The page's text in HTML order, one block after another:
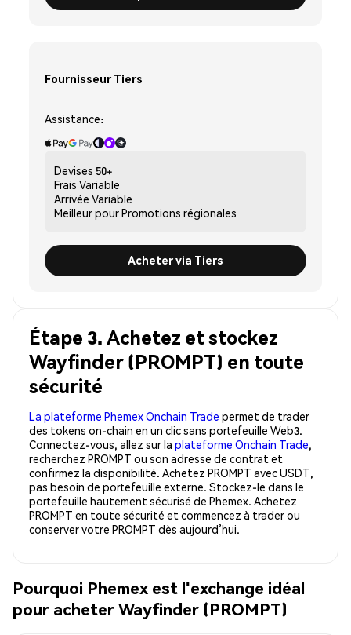
Fournisseur Tiers
Assistance:
Devises 50+
Frais Variable
Arrivée Variable
Meilleur pourPromotions régionales
Acheter via Tiers
Étape 3. Achetez et stockez
Wayfinder (PROMPT) en toute
sécurité
La plateforme Phemex Onchain Trade permet de trader
des tokens on-chain en un clic sans portefeuille Web3.
Connectez-vous, allez sur la plateforme Onchain Trade,
recherchez PROMPT ou son adresse de contrat et
confirmez la disponibilité. Achetez PROMPT avec USDT,
pas besoin de portefeuille externe. Stockez-le dans le
portefeuille hautement sécurisé de Phemex. Achetez
PROMPT en toute sécurité et commencez à trader ou
conserver votre PROMPT dès aujourd’hui.
Pourquoi Phemex est l'exchange idéal
pour acheter Wayfinder (PROMPT)